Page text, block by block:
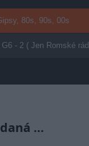
nevzniklo pro
komunální
80s, 90s, 00s
- 2 ( Jen Romské
…